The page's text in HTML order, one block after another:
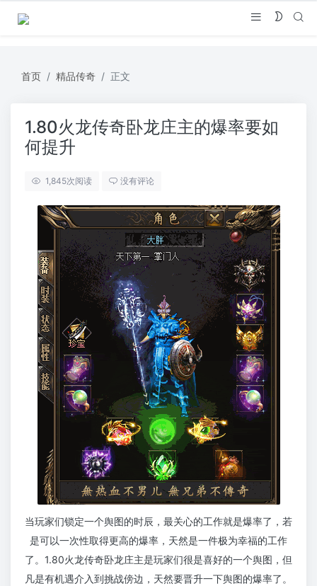
首页 精品传奇 正文
1.80火龙传奇卧龙庄主的爆率要如
何提升
1,845次阅读 没有评论
当玩家们锁定一个舆图的时辰，最关心的工作就是爆率了，若
是可以一次性取得更高的爆率，天然是一件极为幸福的工作
了。1.80火龙传奇卧龙庄主是玩家们很是喜好的一个舆图，但
凡是有机遇介入到挑战傍边，天然要晋升一下舆图的爆率了。